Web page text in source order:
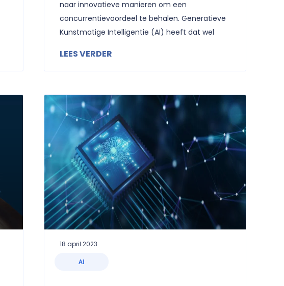
naar innovatieve manieren om een
concurrentievoordeel te behalen. Generatieve
Kunstmatige Intelligentie (AI) heeft dat wel
LEES VERDER
AI
18 april 2023